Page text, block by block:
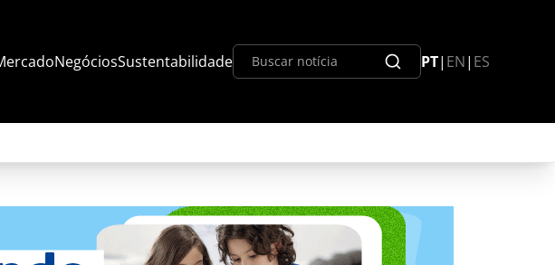
NegóciosSustentabilidade PT| EN| ES